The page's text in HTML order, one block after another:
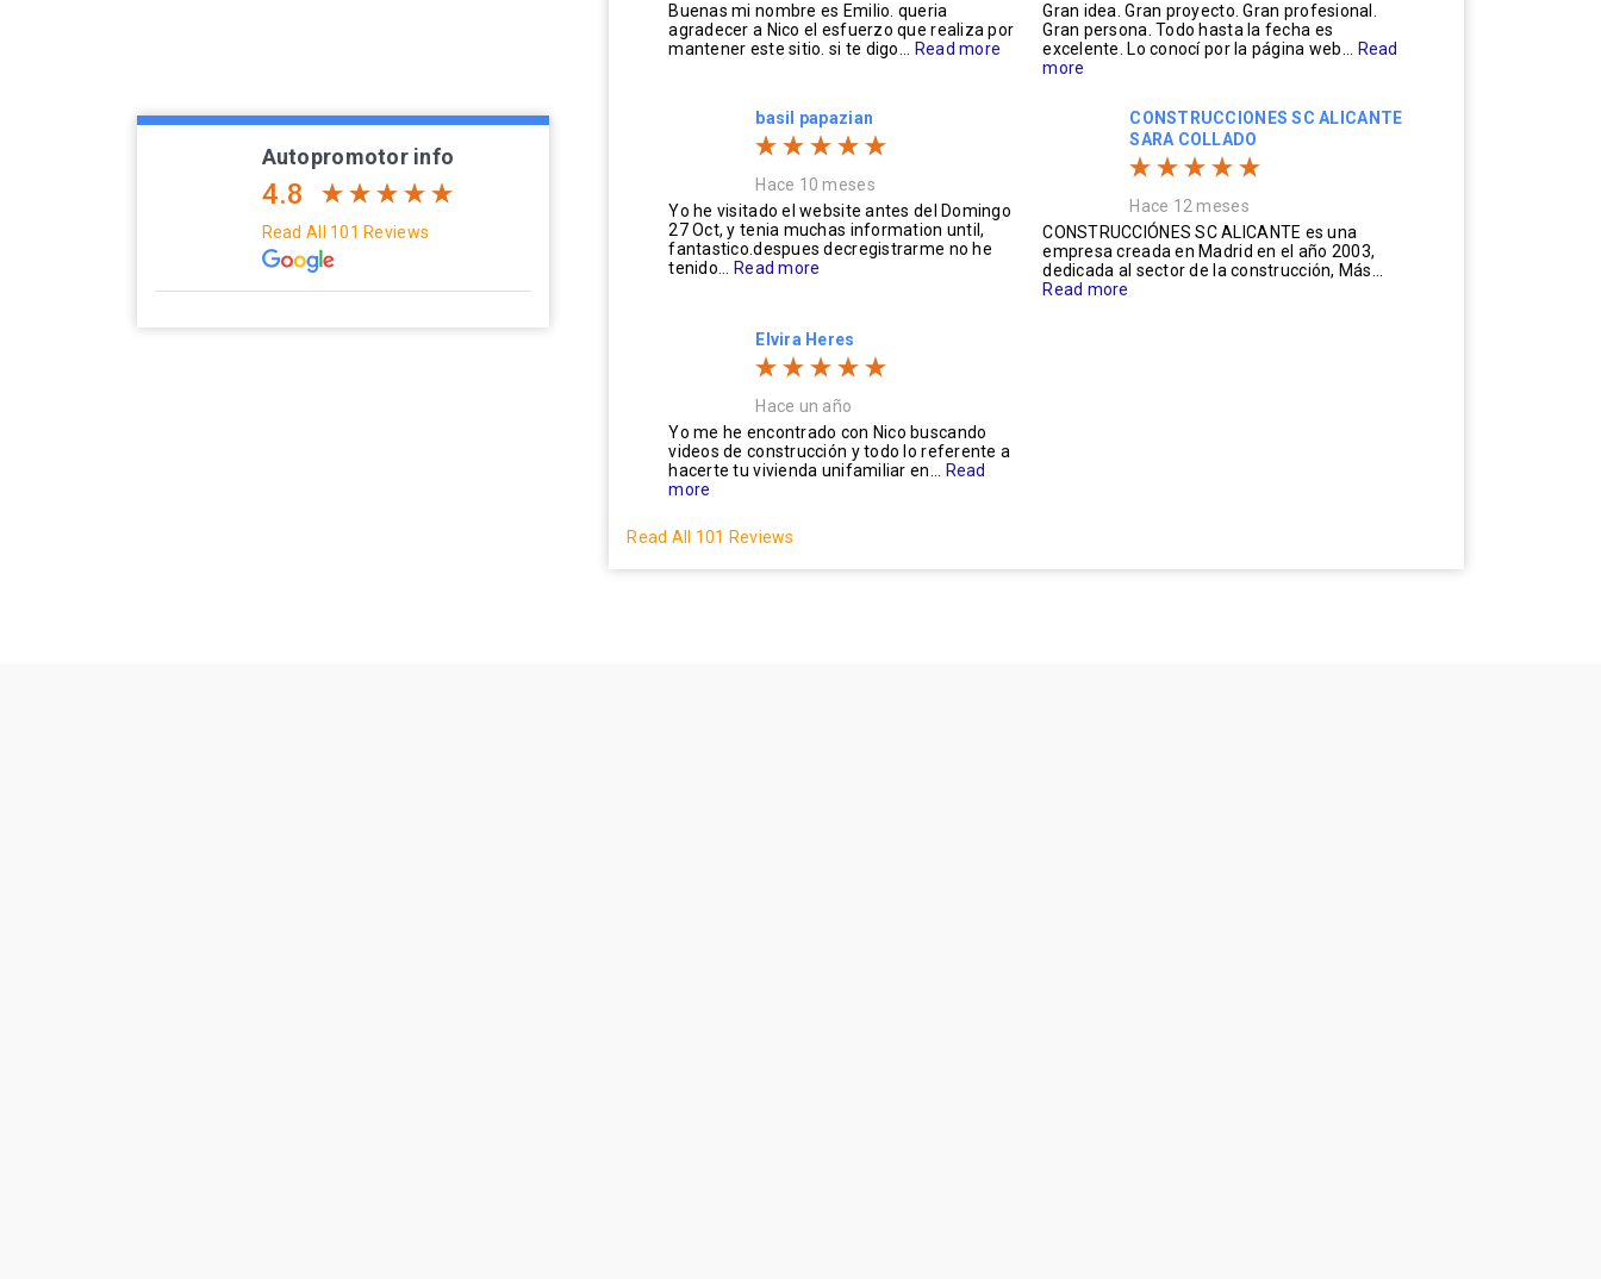
Autopromotor info
4.8
Read All 101 Reviews
Buenas mi nombre es Emilio. queria
agradecer a Nico el esfuerzo que realiza por
mantener este sitio. si te digo...
Read more
Gran idea. Gran proyecto. Gran profesional.
Gran persona. Todo hasta la fecha es
excelente. Lo conocí por la página web...
Read
more
basil papazian
Hace 10 meses
Yo he visitado el website antes del Domingo
27 Oct, y tenia muchas information until,
fantastico.despues decregistrarme no he
tenido...
Read more
CONSTRUCCIONES SC ALICANTE
SARA COLLADO
Hace 12 meses
CONSTRUCCIÓNES SC ALICANTE es una
empresa creada en Madrid en el año 2003,
dedicada al sector de la construcción, Más...
Read more
Elvira Heres
Hace un año
Yo me he encontrado con Nico buscando
videos de construcción y todo lo referente a
hacerte tu vivienda unifamiliar en...
Read
more
Read All 101 Reviews